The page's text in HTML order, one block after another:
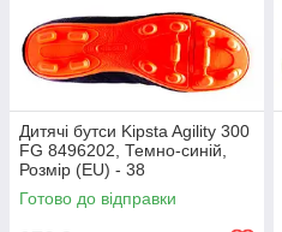
Дитячі бутси Kipsta Agility 300
FG 8496202, Темно-синій,
Розмір (EU) - 38
Готово до відправки